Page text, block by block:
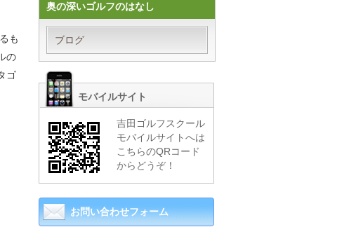
も
の
ゴ
奥の深いゴルフのはなし
ブログ
モバイルサイト
吉田ゴルフスクール
モバイルサイトへは
こちらのQRコード
からどうぞ！
お問い合わせフォーム